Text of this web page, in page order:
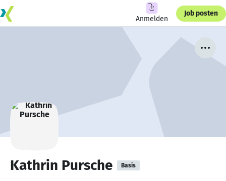
Anmelden
Job posten
Kathrin Pursche Basis